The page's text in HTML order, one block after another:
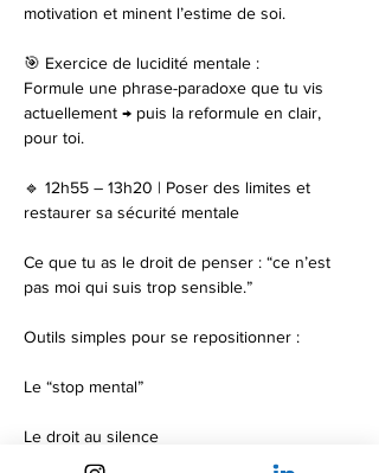
motivation et minent l’estime de soi.
🎯 Exercice de lucidité mentale :
Formule une phrase-paradoxe que tu vis
actuellement → puis la reformule en clair,
pour toi.
🔹 12h55 – 13h20 | Poser des limites et
restaurer sa sécurité mentale
Ce que tu as le droit de penser : “ce n’est
pas moi qui suis trop sensible.”
Outils simples pour se repositionner :
Le “stop mental”
Le droit au silence